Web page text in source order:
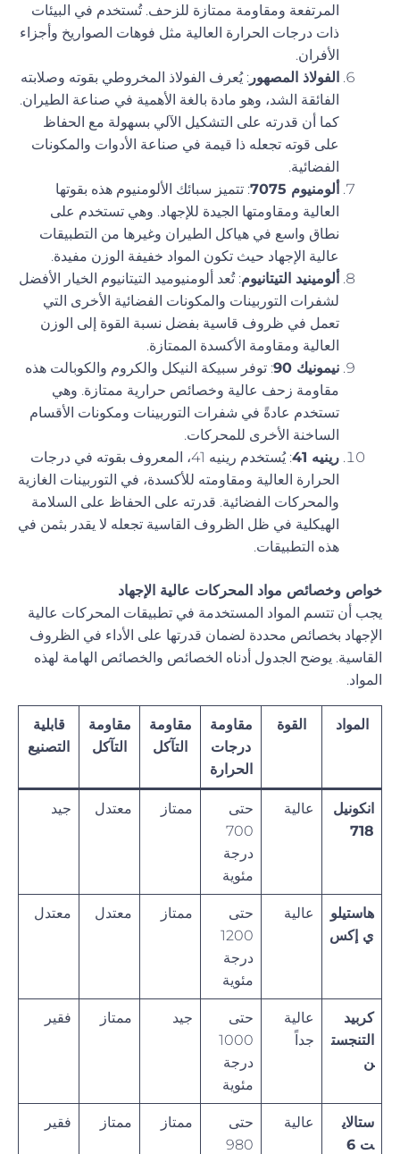
المرتفعة ومقاومة ممتازة للزحف. تُستخدم في البيئات
ذات درجات الحرارة العالية مثل فوهات الصواريخ وأجزاء
الأفران.
الفولاذ المصهور : يُعرف الفولاذ المخروطي بقوته وصلابته
الفائقة الشد، وهو مادة بالغة الأهمية في صناعة الطيران.
كما أن قدرته على التشكيل الآلي بسهولة مع الحفاظ
على قوته تجعله ذا قيمة في صناعة الأدوات والمكونات
الفضائية.
ألومنيوم 7075
: تتميز سبائك الألومنيوم هذه بقوتها
العالية ومقاومتها الجيدة للإجهاد. وهي تستخدم على
نطاق واسع في هياكل الطيران وغيرها من التطبيقات
عالية الإجهاد حيث تكون المواد خفيفة الوزن مفيدة.
ألومينيد التيتانيوم: تُعد ألومنيوميد التيتانيوم الخيار الأفضل
لشفرات التوربينات والمكونات الفضائية الأخرى التي
تعمل في ظروف قاسية بفضل نسبة القوة إلى الوزن
العالية ومقاومة الأكسدة الممتازة.
نيمونيك 90
: توفر سبيكة النيكل والكروم والكوبالت هذه
مقاومة زحف عالية وخصائص حرارية ممتازة. وهي
تستخدم عادةً في شفرات التوربينات ومكونات الأقسام
الساخنة الأخرى للمحركات.
رينيه 41
: يُستخدم رينيه 41، المعروف بقوته في درجات
الحرارة العالية ومقاومته للأكسدة، في التوربينات الغازية
والمحركات الفضائية. قدرته على الحفاظ على السلامة
الهيكلية في ظل الظروف القاسية تجعله لا يقدر بثمن في
هذه التطبيقات.
خواص وخصائص مواد المحركات عالية الإجهاد
يجب أن تتسم المواد المستخدمة في تطبيقات المحركات عالية
الإجهاد بخصائص محددة لضمان قدرتها على الأداء في الظروف
القاسية. يوضح الجدول أدناه الخصائص والخصائص الهامة لهذه
المواد.
المواد القوة
مقاومة
درجات
الحرارة
مقاومة
التآكل
مقاومة
التآكل
قابلية
التصنيع
انكونيل
718
عالية
حتى
700
درجة
مئوية
ممتاز معتدل جيد
هاستيلو
ي إكس
عالية
حتى
1200
درجة
مئوية
ممتاز معتدل معتدل
كربيد
التنجست
ن
عالية
جداً
حتى
1000
درجة
مئوية
جيد ممتاز فقير
ستالاي
ت 6
عالية
حتى
980
ممتاز ممتاز فقير